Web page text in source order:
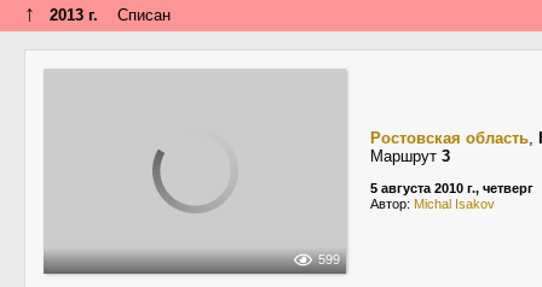
↑ 2013 г. Списан
599
Ростовская область,
Маршрут 3
5 августа 2010 г., четверг
Автор: Michal Isakov